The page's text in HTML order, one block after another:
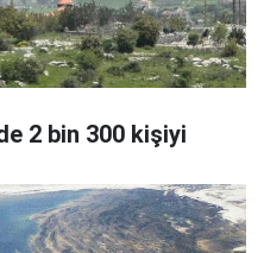
2 bin 300 kişiyi